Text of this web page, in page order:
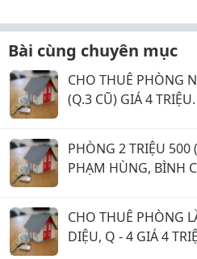
Bài cùng chuyên mục
CHO THUÊ PHÒNG
(Q.3 CŨ) GIÁ 4 TRIỆU.
PHÒNG 2 TRIỆU 500
PHẠM HÙNG, BÌNH
CHO THUÊ PHÒNG
DIỆU, Q - 4 GIÁ 4